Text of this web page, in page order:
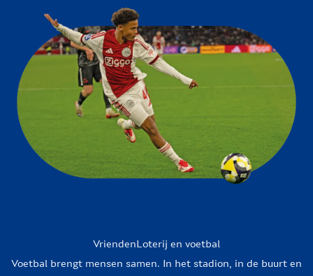
VriendenLoterij en voetbal
Voetbal brengt mensen samen. In het stadion, in de buurt en